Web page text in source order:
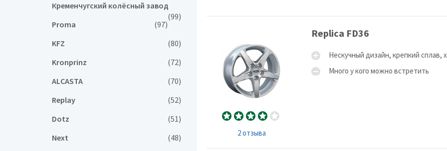
2 отзыва
Replica FD36
Нескучный дизайн, крепкий сплав,
Много у кого можно встретить
Кременчугский колёсный завод
(99)
Proma (97)
KFZ (80)
Kronprinz (72)
ALCASTA (70)
Replay (52)
Dotz (51)
Next (48)